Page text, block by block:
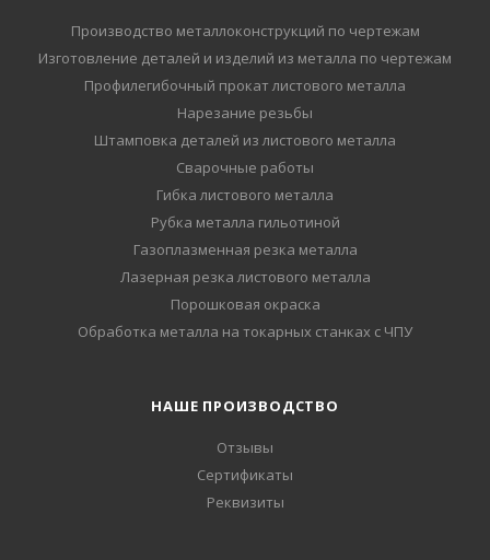
Производство металлоконструкций по чертежам
Изготовление деталей и изделий из металла по чертежам
Профилегибочный прокат листового металла
Нарезание резьбы
Штамповка деталей из листового металла
Сварочные работы
Гибка листового металла
Рубка металла гильотиной
Газоплазменная резка металла
Лазерная резка листового металла
Порошковая окраска
Обработка металла на токарных станках с ЧПУ
НАШЕ ПРОИЗВОДСТВО
Отзывы
Сертификаты
Реквизиты